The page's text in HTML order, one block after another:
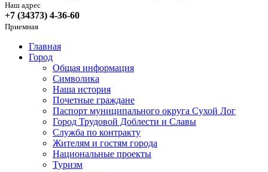
Наш адрес
+7 (34373) 4-36-60
Приемная
Главная
Город
Общая информация
Символика
Наша история
Почетные граждане
Паспорт муниципального округа Сухой Лог
Город Трудовой Доблести и Славы
Служба по контракту
Жителям и гостям города
Национальные проекты
Туризм